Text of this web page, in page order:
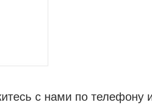
с нами по